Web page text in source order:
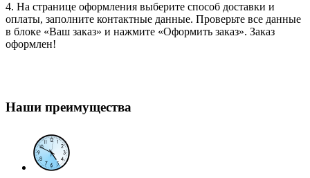
4. На странице оформления выберите способ доставки и
оплаты, заполните контактные данные. Проверьте все данные
в блоке «Ваш заказ» и нажмите «Оформить заказ». Заказ
оформлен!
Наши преимущества